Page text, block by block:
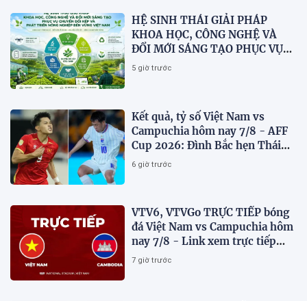
HỆ SINH THÁI GIẢI PHÁP
KHOA HỌC, CÔNG NGHỆ VÀ
ĐỔI MỚI SÁNG TẠO PHỤC VỤ
CHUYỂN ĐỔI KÉP VÀ PHÁT
5 giờ trước
Kết quả, tỷ số Việt Nam vs
Campuchia hôm nay 7/8 - AFF
Cup 2026: Đình Bắc hẹn Thái
Lan ở chung kết?
6 giờ trước
VTV6, VTVGo TRỰC TIẾP bóng
đá Việt Nam vs Campuchia hôm
nay 7/8 - Link xem trực tiếp
AFF Cup 2026 mới nhất
7 giờ trước